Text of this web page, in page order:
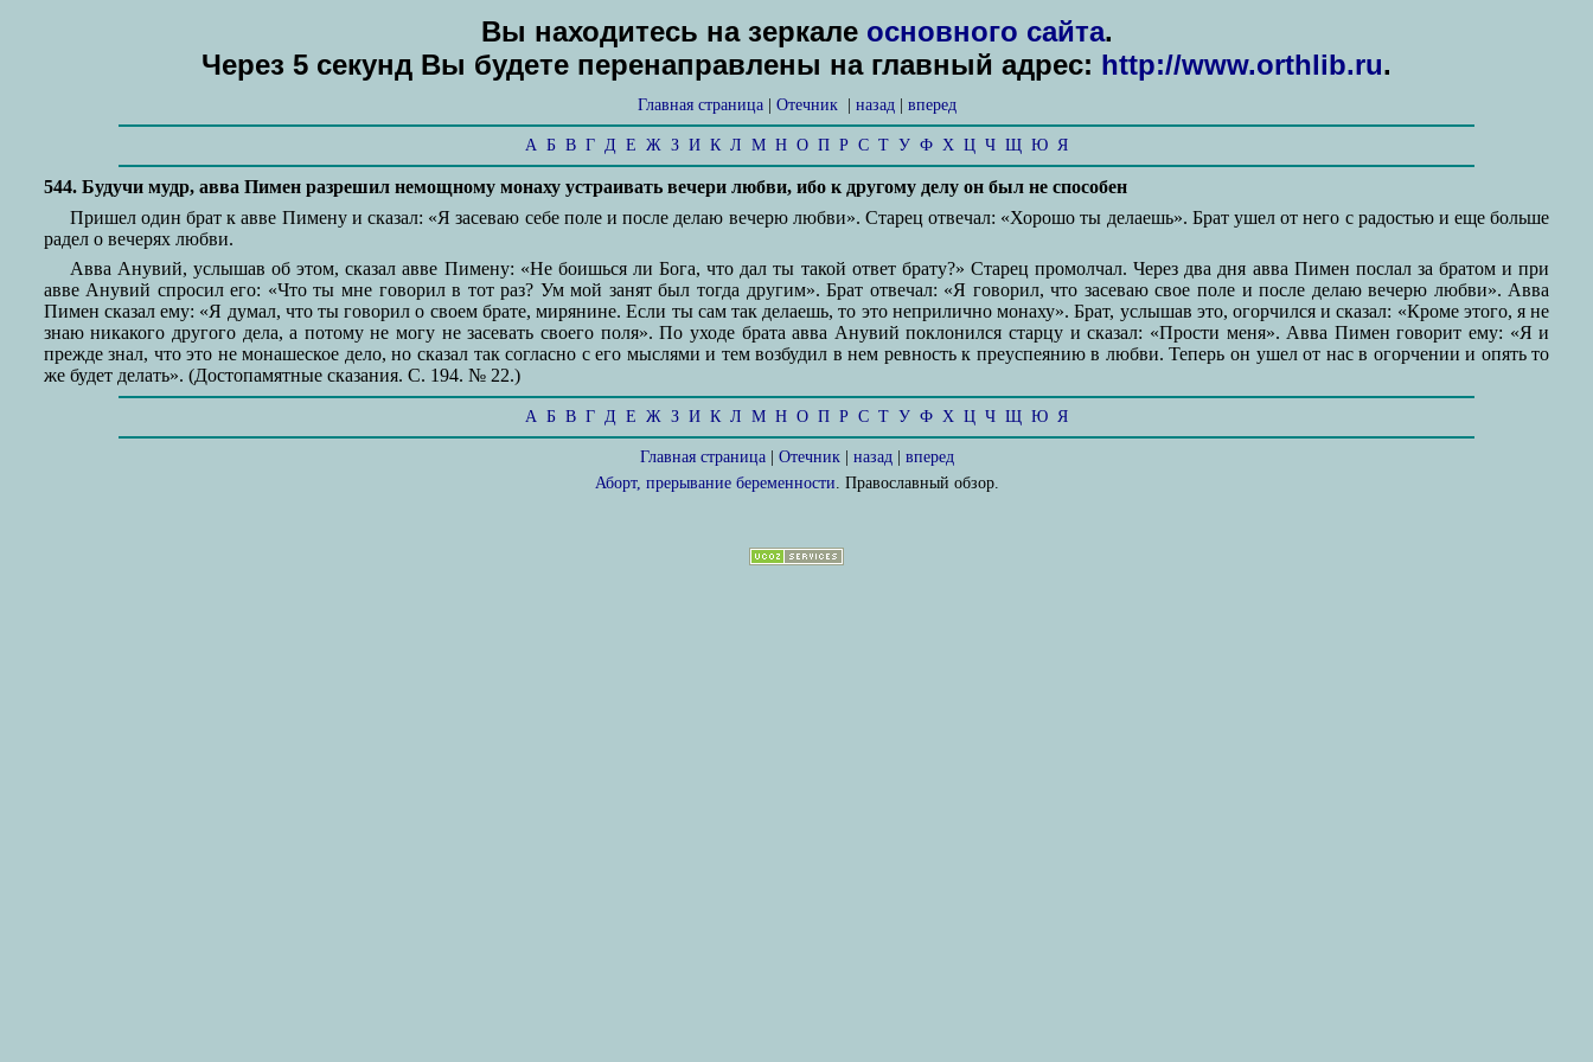
Вы находитесь на зеркале основного сайта.
Через 5 секунд Вы будете перенаправлены на главный адрес: http://www.orthlib.ru.
Главная страница| Отечник| назад| вперед
А Б В Г Д Е Ж З И К Л М Н О П Р С Т У Ф Х Ц Ч Щ Ю Я
544. Будучи мудр, авва Пимен разрешил немощному монаху устраивать вечери любви, ибо к другому делу он был не способен
Пришел один брат к авве Пимену и сказал: «Я засеваю себе поле и после делаю вечерю любви». Старец отвечал: «Хорошо ты делаешь». Брат ушел от него с радостью и еще больше
радел о вечерях любви.
Авва Анувий, услышав об этом, сказал авве Пимену: «Не боишься ли Бога, что дал ты такой ответ брату?» Старец промолчал. Через два дня авва Пимен послал за братом и при
авве Анувий спросил его: «Что ты мне говорил в тот раз? Ум мой занят был тогда другим». Брат отвечал: «Я говорил, что засеваю свое поле и после делаю вечерю любви». Авва
Пимен сказал ему: «Я думал, что ты говорил о своем брате, мирянине. Если ты сам так делаешь, то это неприлично монаху». Брат, услышав это, огорчился и сказал: «Кроме этого, я не
знаю никакого другого дела, а потому не могу не засевать своего поля». По уходе брата авва Анувий поклонился старцу и сказал: «Прости меня». Авва Пимен говорит ему: «Я и
прежде знал, что это не монашеское дело, но сказал так согласно с его мыслями и тем возбудил в нем ревность к преуспеянию в любви. Теперь он ушел от нас в огорчении и опять то
же будет делать». (Достопамятные сказания. С. 194. № 22.)
А Б В Г Д Е Ж З И К Л М Н О П Р С Т У Ф Х Ц Ч Щ Ю Я
Главная страница| Отечник| назад| вперед
Аборт, прерывание беременности. Православный обзор.